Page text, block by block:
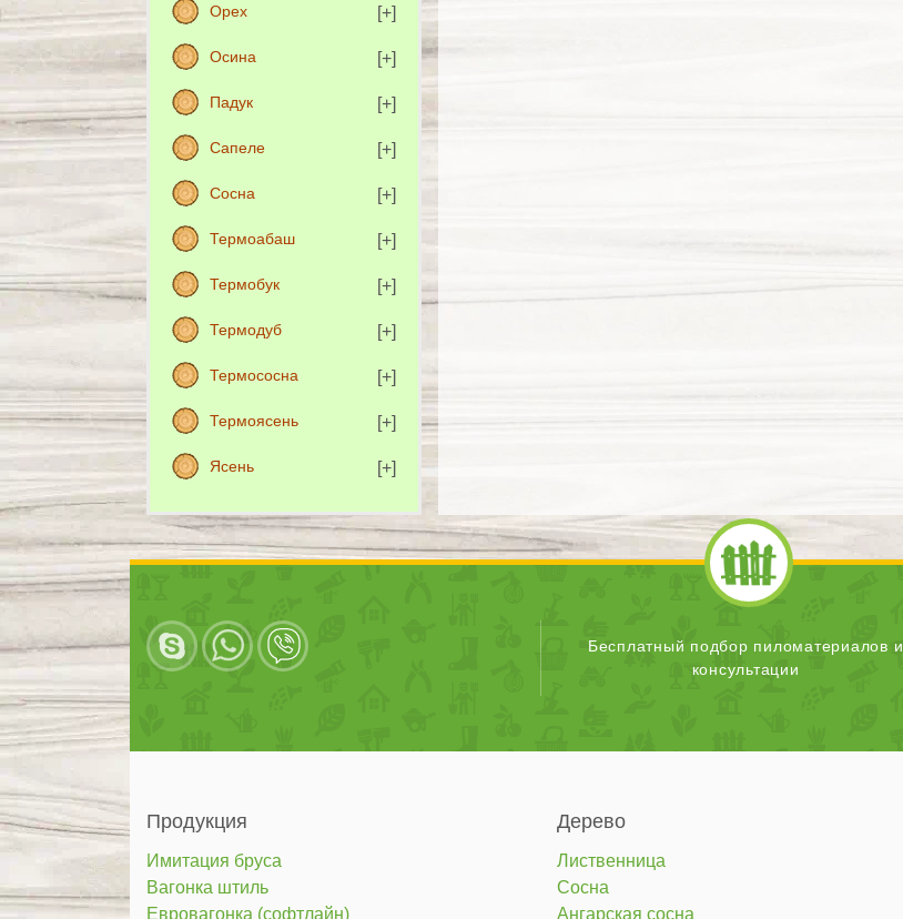
Орех
Осина
Падук
Сапеле
Сосна
Термоабаш
Термобук
Термодуб
Термососна
Термоясень
Ясень
Бесплатный подбор пиломатериалов и
консультации
Продукция
Имитация бруса
Вагонка штиль
Евровагонка (софтлайн)
Дерево
Лиственница
Сосна
Ангарская сосна